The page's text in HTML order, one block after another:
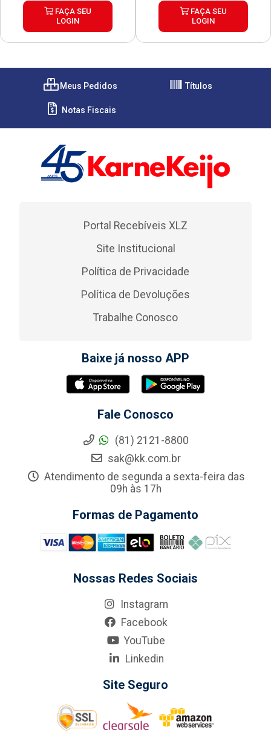
FAÇA SEU
LOGIN
FAÇA SEU
LOGIN
Meus Pedidos Títulos
Notas Fiscais
Portal Recebíveis XLZ
Site Institucional
Política de Privacidade
Política de Devoluções
Trabalhe Conosco
Baixe já nosso APP
Fale Conosco
(81) 2121-8800
sak@kk.com.br
Atendimento de segunda a sexta-feira das
09h às 17h
Formas de Pagamento
Nossas Redes Sociais
Instagram
Facebook
YouTube
Linkedin
Site Seguro